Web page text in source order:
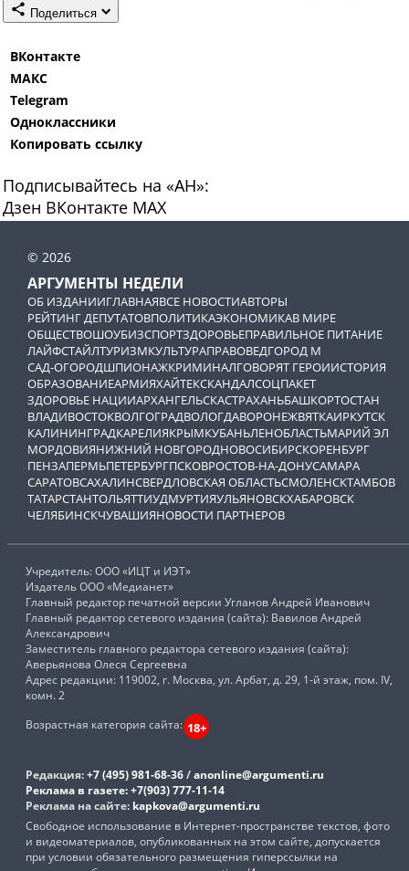
Поделиться
ВКонтакте
МАКС
Telegram
Одноклассники
Копировать ссылку
Подписывайтесь на «АН»:
Дзен ВКонтакте МАХ
© 2026
АРГУМЕНТЫ НЕДЕЛИ
ОБ ИЗДАНИИГЛАВНАЯВСЕ НОВОСТИАВТОРЫ
РЕЙТИНГ ДЕПУТАТОВПОЛИТИКАЭКОНОМИКАВ МИРЕ
ОБЩЕСТВОШОУБИЗСПОРТЗДОРОВЬЕПРАВИЛЬНОЕ ПИТАНИЕ
ЛАЙФСТАЙЛТУРИЗМКУЛЬТУРАПРАВОВЕДГОРОД М
САД-ОГОРОДШПИОНАЖКРИМИНАЛГОВОРЯТ ГЕРОИИСТОРИЯ
ОБРАЗОВАНИЕАРМИЯХАЙТЕКСКАНДАЛСОЦПАКЕТ
ЗДОРОВЬЕ НАЦИИАРХАНГЕЛЬСКАСТРАХАНЬБАШКОРТОСТАН
ВЛАДИВОСТОКВОЛГОГРАДВОЛОГДАВОРОНЕЖВЯТКАИРКУТСК
КАЛИНИНГРАДКАРЕЛИЯКРЫМКУБАНЬЛЕНОБЛАСТЬМАРИЙ ЭЛ
МОРДОВИЯНИЖНИЙ НОВГОРОДНОВОСИБИРСКОРЕНБУРГ
ПЕНЗАПЕРМЬПЕТЕРБУРГПСКОВРОСТОВ-НА-ДОНУСАМАРА
САРАТОВСАХАЛИНСВЕРДЛОВСКАЯ ОБЛАСТЬСМОЛЕНСКТАМБОВ
ТАТАРСТАНТОЛЬЯТТИУДМУРТИЯУЛЬЯНОВСКХАБАРОВСК
ЧЕЛЯБИНСКЧУВАШИЯНОВОСТИ ПАРТНЕРОВ
Учредитель: ООО «ИЦТ и ИЭТ»
Издатель ООО «Медианет»
Главный редактор печатной версии Угланов Андрей Иванович
Главный редактор сетевого издания (сайта): Вавилов Андрей
Александрович
Заместитель главного редактора сетевого издания (сайта):
Аверьянова Олеся Сергеевна
Адрес редакции: 119002, г. Москва, ул. Арбат, д. 29, 1-й этаж, пом. IV,
комн. 2
Возрастная категория сайта: 18+
Редакция:+7 (495) 981-68-36/anonline@argumenti.ru
Реклама в газете:+7(903) 777-11-14
Реклама на сайте: kapkova@argumenti.ru
Свободное использование в Интернет-пространстве текстов, фото
и видеоматериалов, опубликованных на этом сайте, допускается
при условии обязательного размещения гиперссылки на